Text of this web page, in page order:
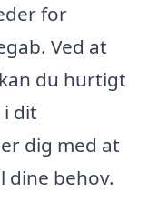
for
Ved at
du hurtigt
dit
dig med at
dine behov.